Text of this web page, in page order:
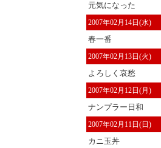
元気になった
2007年02月14日(水)
春一番
2007年02月13日(火)
よろしく哀愁
2007年02月12日(月)
ナンプラー日和
2007年02月11日(日)
カニ玉丼